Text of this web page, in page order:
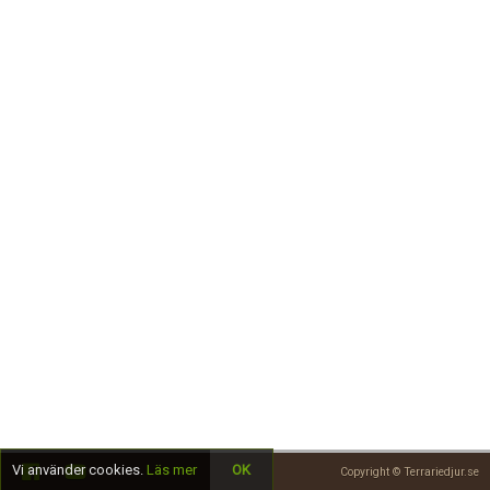
Copyright © Terrariedjur.se
Vi använder cookies. Läs mer OK